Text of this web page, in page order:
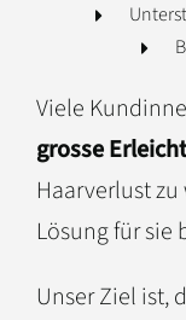
Viele
grosse
Haarverlust
Lösung für sie
Unser Ziel ist,